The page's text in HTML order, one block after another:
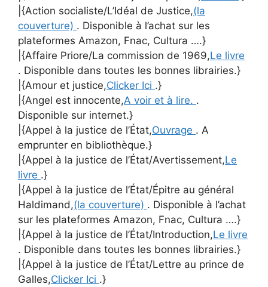
|{Action socialiste/L’Idéal de Justice,(la
couverture) . Disponible à l’achat sur les
plateformes Amazon, Fnac, Cultura ….}
|{Affaire Priore/La commission de 1969,Le livre
. Disponible dans toutes les bonnes librairies.}
|{Amour et justice,Clicker Ici .}
|{Angel est innocente,A voir et à lire. .
Disponible sur internet.}
|{Appel à la justice de l’État,Ouvrage . A
emprunter en bibliothèque.}
|{Appel à la justice de l’État/Avertissement,Le
livre .}
|{Appel à la justice de l’État/Épitre au général
Haldimand,(la couverture) . Disponible à l’achat
sur les plateformes Amazon, Fnac, Cultura ….}
|{Appel à la justice de l’État/Introduction,Le livre
. Disponible dans toutes les bonnes librairies.}
|{Appel à la justice de l’État/Lettre au prince de
Galles,Clicker Ici .}